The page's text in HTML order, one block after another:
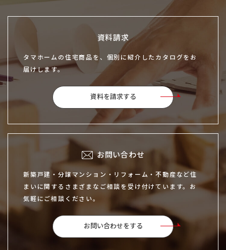
資料請求
タマホームの住宅商品を、個別に紹介したカタログをお
届けします。
資料を請求する
お問い合わせ
新築戸建・分譲マンション・リフォーム・不動産など住
まいに関するさまざまなご相談を受け付けています。お
気軽にご相談ください。
お問い合わせをする